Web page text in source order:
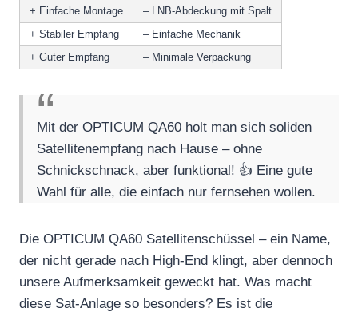
+ Einfache Montage
– LNB-Abdeckung mit Spalt
+ Stabiler Empfang
– Einfache Mechanik
+ Guter Empfang
– Minimale Verpackung
Mit der OPTICUM QA60 holt man sich soliden
Satellitenempfang nach Hause – ohne
Schnickschnack, aber funktional! 👍 Eine gute
Wahl für alle, die einfach nur fernsehen wollen.
Die OPTICUM QA60 Satellitenschüssel – ein Name,
der nicht gerade nach High-End klingt, aber dennoch
unsere Aufmerksamkeit geweckt hat. Was macht
diese Sat-Anlage so besonders? Es ist die